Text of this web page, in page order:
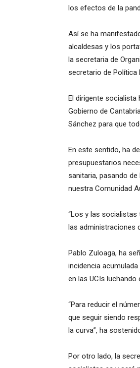
los efectos de la
Así se ha
alcaldesas y los
la secretaria de
secretario de Política
El dirigente socialista
Gobierno de
Sánchez para que
En este sentido, ha
presupuestarios
sanitaria, pasando
nuestra Comunidad
“Los y las
las administraciones
Pablo Zuloaga, ha
incidencia
en las UCIs luchando
“Para reducir el
que seguir siendo
la curva”, ha
Por otro lado, la